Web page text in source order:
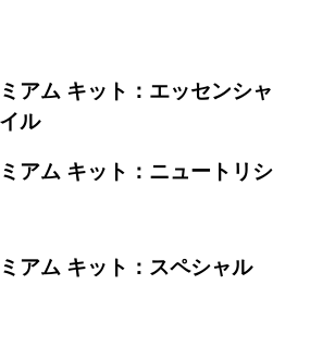
アム キット：エッセンシャ
ル​​​
アム キット：ニュートリシ
アム キット：スペシャル​​